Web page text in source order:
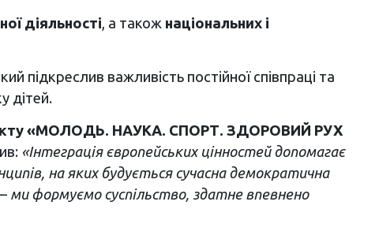
діяльності, а також національних і
підкреслив важливість постійної співпраці та
дітей.
«МОЛОДЬ. НАУКА. СПОРТ. ЗДОРОВИЙ РУХ
«Інтеграція європейських цінностей допомагає
на яких будується сучасна демократична
–ми формуємо суспільство, здатне впевнено